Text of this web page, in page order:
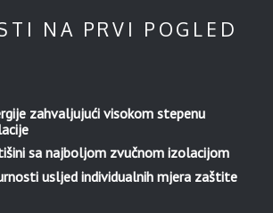
NA PRVI POGLED
zahvaljujući visokom stepenu
sa najboljom zvučnom izolacijom
usljed individualnih mjera zaštite